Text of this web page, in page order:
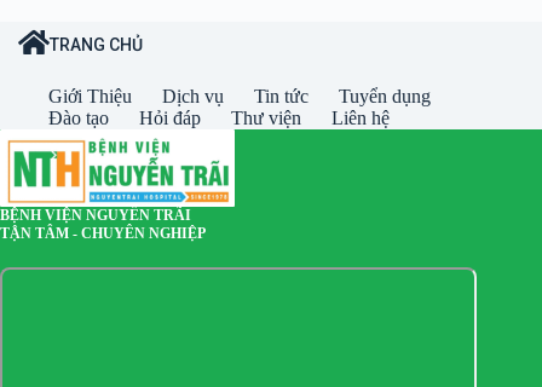
TRANG CHỦ
Giới Thiệu Dịch vụ Tin tức
Tuyển dụng
Đào tạo
Hỏi đáp Thư viện Liên hệ
BỆNH VIỆN NGUYỄN TRÃI
TẬN TÂM - CHUYÊN NGHIỆP